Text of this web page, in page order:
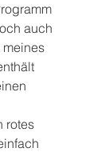
auch
meines
rotes